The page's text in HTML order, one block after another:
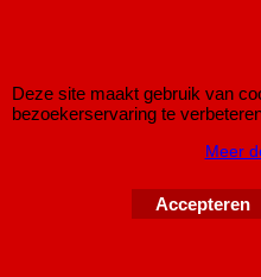
A1151E90
Deze site maakt gebruik van
bezoekerservaring te
Meer
Accepteren